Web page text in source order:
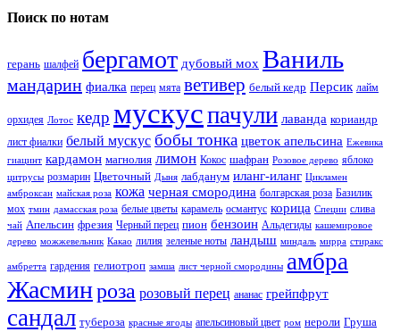
Поиск по нотам
герань шалфей бергамот дубовый мох Ваниль
мандарин фиалка перец мята ветивер белый кедр Персик лайм
орхидея Лотос кедр мускуспачули лаванда кориандр
лист фиалки белый мускус бобы тонка цветок апельсина Ежевика
гиацинт кардамон магнолия лимон Кокос шафран Розовое дерево яблоко
цитрусы розмарин Цветочный Дыня лабданум иланг-иланг Цикламен
амброксан майская роза кожа черная смородина болгарская роза Базилик
мох тмин дамасская роза белые цветы карамель османтус корица Специи слива
чай Апельсин фрезия Черный перец пион бензоин Альдегиды кашемировое
дерево можжевельник Какао лилия зеленые ноты ландыш миндаль мирра стиракс
амбретта гардения гелиотроп замша лист черной смородины амбра
Жасминроза розовый перец ананас грейпфрут
сандал тубероза красные ягоды апельсиновый цвет ром нероли Груша